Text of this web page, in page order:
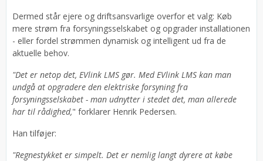
Dermed står ejere og driftsansvarlige overfor et valg: Køb
mere strøm fra forsyningsselskabet og opgrader installationen
- eller fordel strømmen dynamisk og intelligent ud fra de
aktuelle behov.
"Det er netop det, EVlink LMS gør. Med EVlink LMS kan man
undgå at opgradere den elektriske forsyning fra
forsyningsselskabet - man udnytter i stedet det, man allerede
har til rådighed," forklarer Henrik Pedersen.
Han tilføjer:
"Regnestykket er simpelt. Det er nemlig langt dyrere at købe